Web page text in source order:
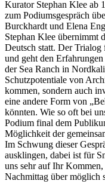
Kurator Stephan Klee ab
zum Podiumsgespräch
Burckhardt und Elena
Stephan Klee übernimmt
Deutsch statt. Der
und geht den
der Sea Ranch in
Schutzpotentiale von
kommen, sondern auch
eine andere Form von
könnten. Wie so oft bei
Podium final dem
Möglichkeit der
Im Schwung dieser
ausklingen, dabei ist für
uns sehr auf Ihr
Nachmittag über möglich